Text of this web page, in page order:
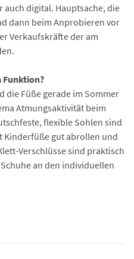
auch digital. Hauptsache, die
dann beim Anprobieren vor
Verkaufskräfte der am
Funktion?
die Füße gerade im Sommer
Atmungsaktivität beim
flexible Sohlen sind
Kinderfüße gut abrollen und
Verschlüsse sind praktisch
an den individuellen